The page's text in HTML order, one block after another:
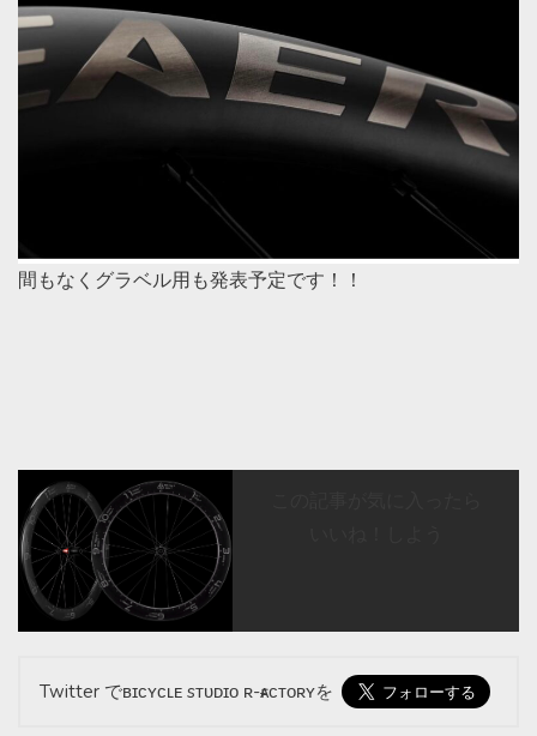
間もなくグラベル用も発表予定です！！
Twitter でʙɪᴄʏᴄʟᴇ sᴛᴜᴅɪᴏ ʀ-ғᴀᴄᴛᴏʀʏを